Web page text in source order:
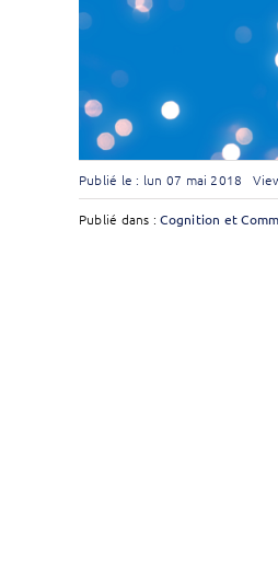
Publié le : lun 07 mai 2018
Publié dans :Cognition et